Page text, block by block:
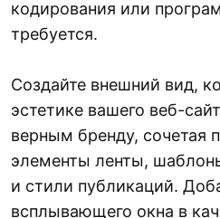
кодирования или
требуется.
Создайте внешний вид,
эстетике вашего веб-
верным бренду, сочетая
элементы ленты,
и стили публикаций.
всплывающего окна в